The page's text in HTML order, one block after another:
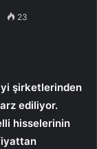
23
şirketlerinden
ediliyor.
hisselerinin